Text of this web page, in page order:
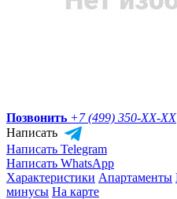
Позвонить +7 (499) 350-XX-XX
Написать
Написать Telegram
Написать WhatsApp
Характеристики Апартаменты
минусы На карте